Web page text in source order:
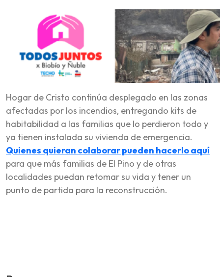
Hogar de Cristo continúa desplegado en las zonas
afectadas por los incendios, entregando kits de
habitabilidad a las familias que lo perdieron todo y
ya tienen instalada su vivienda de emergencia.
Quienes quieran colaborar pueden hacerlo aquí
para que más familias de El Pino y de otras
localidades puedan retomar su vida y tener un
punto de partida para la reconstrucción.